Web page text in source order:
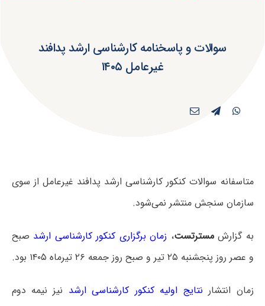
سوالات و پاسخنامه کارشناسی ارشد پدافند
غیرعامل ۱۴۰۵
متاسفانه سوالات کنکور کارشناسی ارشد پدافند غیرعامل از سوی
سازمان سنجش منتشر نمی‌شود.
به گزارشمسترتست، زمان برگزاری کنکور کارشناسی ارشد صبح
و عصر روز پنجشنبه ۲۵ تیر و صبح روز جمعه ۲۶ تیرماه ۱۴۰۵ بود.
زمان انتشار نتایج اولیه کنکور کارشناسی ارشد نیز نیمه دوم